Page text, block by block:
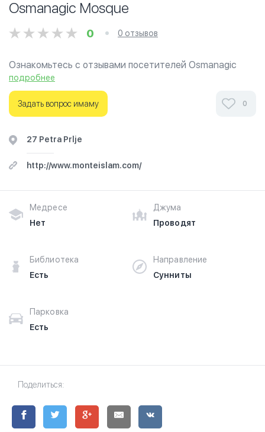
Osmanagic Mosque
0 0 отзывов
Ознакомьтесь с отзывами посетителей Osmanagic
Mosque в г.Подгорица на фотографиях и узнайте о
часах работы. Ваше духовное путешествие начинается
здесь.
подробнее
Задать вопрос имаму 0
27 Petra Prlje
http://www.monteislam.com/
Медресе
Нет
Джума
Проводят
Библиотека
Есть
Направление
Сунниты
Парковка
Есть
Поделиться: